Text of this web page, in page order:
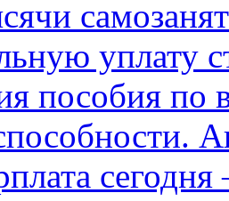
уплату
пособия по